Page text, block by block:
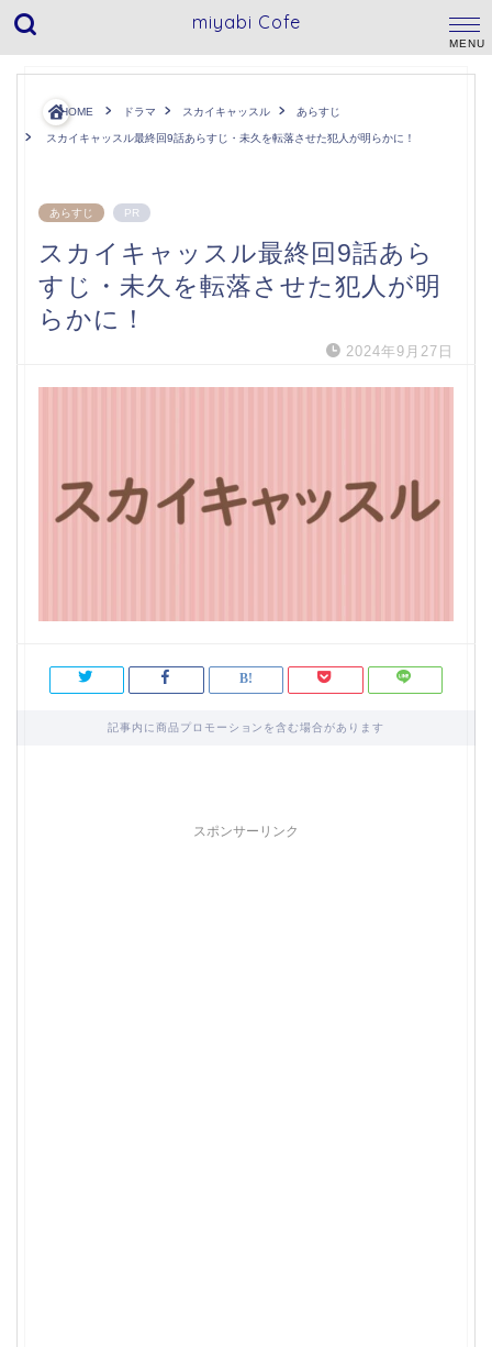
miyabi Cofe
HOME ドラマ スカイキャッスル あらすじ
スカイキャッスル最終回9話あらすじ・未久を転落させた犯人が明らかに！
あらすじ PR
スカイキャッスル最終回9話あら
すじ・未久を転落させた犯人が明
らかに！
2024年9月27日
記事内に商品プロモーションを含む場合があります
スポンサーリンク